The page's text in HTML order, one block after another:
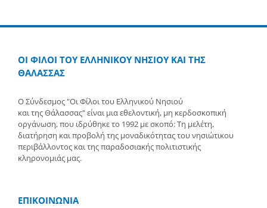
ΟΙ ΦΙΛΟΙ ΤΟΥ ΕΛΛΗΝΙΚΟΥ ΝΗΣΙΟΥ ΚΑΙ ΤΗΣ
ΘΑΛΑΣΣΑΣ
Ο Σύνδεσμος "Οι Φίλοι του Ελληνικού Νησιού
και της Θάλασσας" είναι μια εθελοντική, μη κερδοσκοπική
οργάνωση, που ιδρύθηκε το 1992 με σκοπό: Τη μελέτη,
διατήρηση και προβολή της μοναδικότητας του νησιώτικου
περιβάλλοντος και της παραδοσιακής πολιτιστικής
κληρονομιάς μας.
ΕΠΙΚΟΙΝΩΝΙΑ